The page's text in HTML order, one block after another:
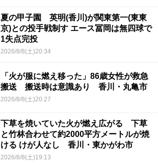
夏の甲子園 英明(香川)が関東第一(東東
京)との投手戦制す エース冨岡は無四球で
1失点完投
2026/8/8(土)20:34
「火が服に燃え移った」86歳女性が救急
搬送 搬送時は意識あり 香川・丸亀市
2026/8/8(土)20:27
下草を焼いていた火が燃え広がる 下草
と竹林合わせて約2000平方メートルが焼
ける けが人なし 香川・東かがわ市
2026/8/8(土)19:13